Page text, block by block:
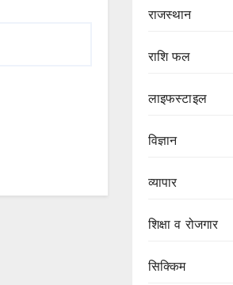
राजस्थान
राशि फल
लाइफस्टाइल
विज्ञान
व्यापार
शिक्षा व रोजगार
सिक्किम